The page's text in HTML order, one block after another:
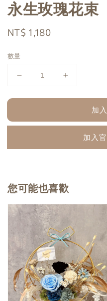
永生玫瑰花束
Regular
NT$ 1,180
數量
加
加入
您可能也喜歡